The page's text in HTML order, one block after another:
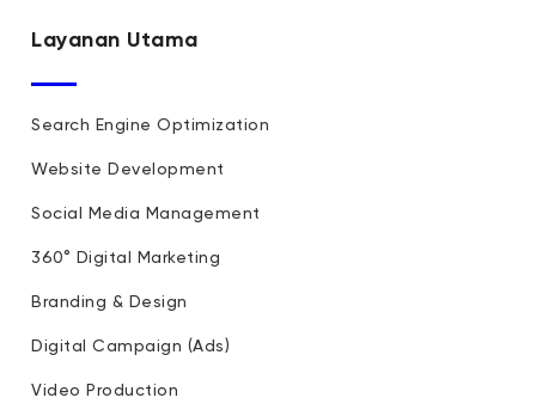
Layanan Utama
Search Engine Optimization
Website Development
Social Media Management
360° Digital Marketing
Branding & Design
Digital Campaign (Ads)
Video Production